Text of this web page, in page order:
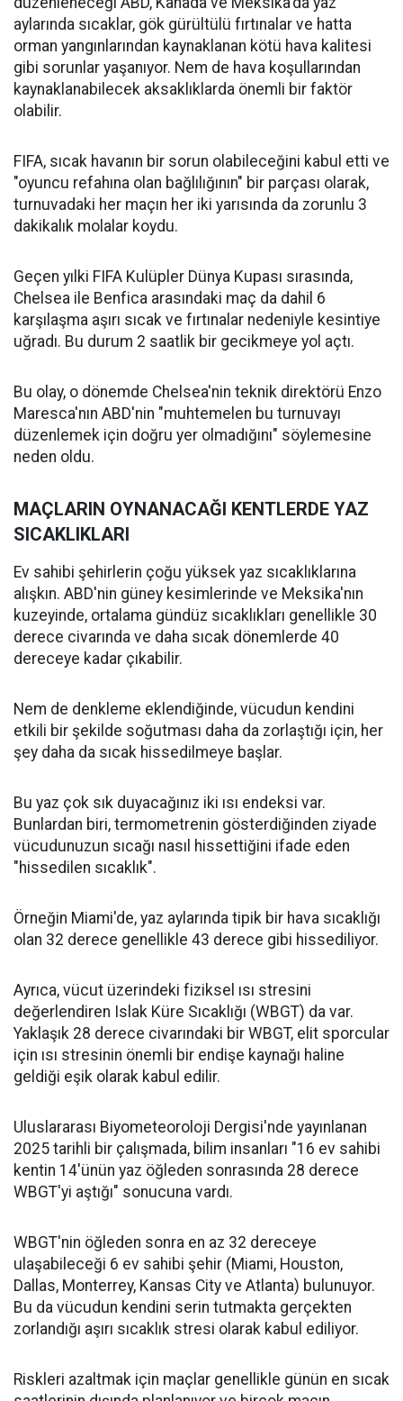
aylarında sıcaklar, gök gürültülü fırtınalar ve hatta
orman yangınlarından kaynaklanan kötü hava kalitesi
gibi sorunlar yaşanıyor. Nem de hava koşullarından
kaynaklanabilecek aksaklıklarda önemli bir faktör
olabilir.
FIFA, sıcak havanın bir sorun olabileceğini kabul etti ve
"oyuncu refahına olan bağlılığının" bir parçası olarak,
turnuvadaki her maçın her iki yarısında da zorunlu 3
dakikalık molalar koydu.
Geçen yılki FIFA Kulüpler Dünya Kupası sırasında,
Chelsea ile Benfica arasındaki maç da dahil 6
karşılaşma aşırı sıcak ve fırtınalar nedeniyle kesintiye
uğradı. Bu durum 2 saatlik bir gecikmeye yol açtı.
Bu olay, o dönemde Chelsea'nin teknik direktörü Enzo
Maresca'nın ABD'nin "muhtemelen bu turnuvayı
düzenlemek için doğru yer olmadığını" söylemesine
neden oldu.
MAÇLARIN OYNANACAĞI KENTLERDE YAZ
SICAKLIKLARI
Ev sahibi şehirlerin çoğu yüksek yaz sıcaklıklarına
alışkın. ABD'nin güney kesimlerinde ve Meksika'nın
kuzeyinde, ortalama gündüz sıcaklıkları genellikle 30
derece civarında ve daha sıcak dönemlerde 40
dereceye kadar çıkabilir.
Nem de denkleme eklendiğinde, vücudun kendini
etkili bir şekilde soğutması daha da zorlaştığı için, her
şey daha da sıcak hissedilmeye başlar.
Bu yaz çok sık duyacağınız iki ısı endeksi var.
Bunlardan biri, termometrenin gösterdiğinden ziyade
vücudunuzun sıcağı nasıl hissettiğini ifade eden
"hissedilen sıcaklık".
Örneğin Miami'de, yaz aylarında tipik bir hava sıcaklığı
olan 32 derece genellikle 43 derece gibi hissediliyor.
Ayrıca, vücut üzerindeki fiziksel ısı stresini
değerlendiren Islak Küre Sıcaklığı (WBGT) da var.
Yaklaşık 28 derece civarındaki bir WBGT, elit sporcular
için ısı stresinin önemli bir endişe kaynağı haline
geldiği eşik olarak kabul edilir.
Uluslararası Biyometeoroloji Dergisi'nde yayınlanan
2025 tarihli bir çalışmada, bilim insanları "16 ev sahibi
kentin 14'ünün yaz öğleden sonrasında 28 derece
WBGT'yi aştığı" sonucuna vardı.
WBGT'nin öğleden sonra en az 32 dereceye
ulaşabileceği 6 ev sahibi şehir (Miami, Houston,
Dallas, Monterrey, Kansas City ve Atlanta) bulunuyor.
Bu da vücudun kendini serin tutmakta gerçekten
zorlandığı aşırı sıcaklık stresi olarak kabul ediliyor.
Riskleri azaltmak için maçlar genellikle günün en sıcak